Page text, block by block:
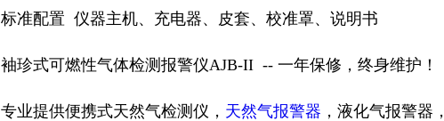
标准配置 仪器主机、充电器、皮套、校准罩、说明书
袖珍式可燃性气体检测报警仪AJB-II -- 一年保修，终身维护！
专业提供便携式天然气检测仪， 天然气报警器 ，液化气报警器，